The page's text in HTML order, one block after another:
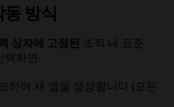
방식
상자에 고정된 조직 내 표준
택하면:
하여 새 앱을 생성합니다 (모든